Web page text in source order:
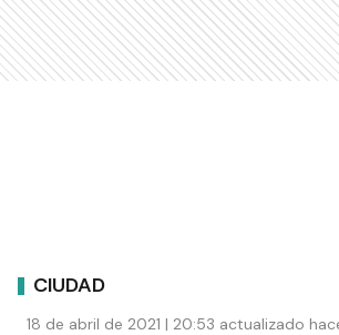
CIUDAD
18 de abril de 2021 | 20:53 actualizado